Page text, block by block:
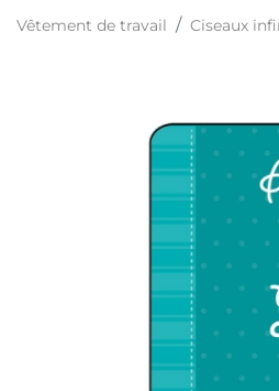
Vêtement de travail Ciseaux